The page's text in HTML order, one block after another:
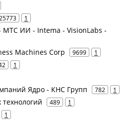
25773 1
ИИ - Intema - VisionLabs -
Machines Corp 9699 1
1
Ядро - КНС Групп 782 1
489 1
1